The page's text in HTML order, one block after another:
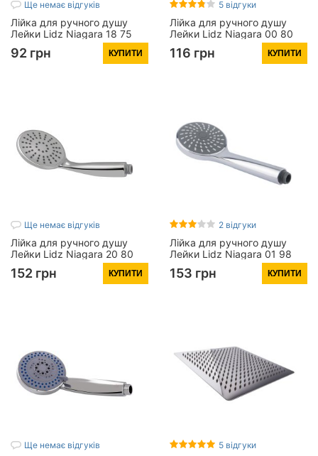
Ще немає відгуків
Лійка для ручного душу
Лейки Lidz Niagara 18 75
мм округла
LDNIA18CRM34802 Chrome
92 грн КУПИТИ
5 відгуки
Лійка для ручного душу
Лейки Lidz Niagara 00 80
мм округла
LDNIA00CRM22039 Chrome
116 грн КУПИТИ
Ще немає відгуків
Лійка для ручного душу
Лейки Lidz Niagara 20 80
мм округла
LDNIA20CRM35448 Chrome
152 грн КУПИТИ
2 відгуки
Лійка для ручного душу
Лейки Lidz Niagara 01 98
мм округла
LDNIA01CRM22034 Chrome
153 грн КУПИТИ
Ще немає відгуків 5 відгуки